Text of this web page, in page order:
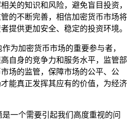
关的知识和风险，避免盲目投资，
的不断完善，相信加密货币市场将
提供更加安全、稳定的投资环境。
为加密货币市场的重要参与者，
自身的竞争力和服务水平，监管部
场的监管，保障市场的公平、公
能真正发挥其应有的价值，为经济
一个需要引起我们高度重视的问